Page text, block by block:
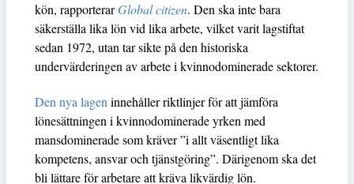
kön, rapporterarGlobal citizen. Den ska inte bara
säkerställa lika lön vid lika arbete, vilket varit lagstiftat
sedan 1972, utan tar sikte på den historiska
undervärderingen av arbete i kvinnodominerade sektorer.
Den nya lagen innehåller riktlinjer för att jämföra
lönesättningen i kvinnodominerade yrken med
mansdominerade som kräver ”i allt väsentligt lika
kompetens, ansvar och tjänstgöring”. Därigenom ska det
bli lättare för arbetare att kräva likvärdig lön.